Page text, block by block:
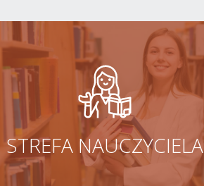
STREFA NAUCZYCIELA